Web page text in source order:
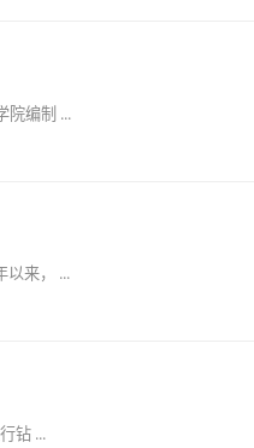
院编制 ...
以来， ...
钻 ...